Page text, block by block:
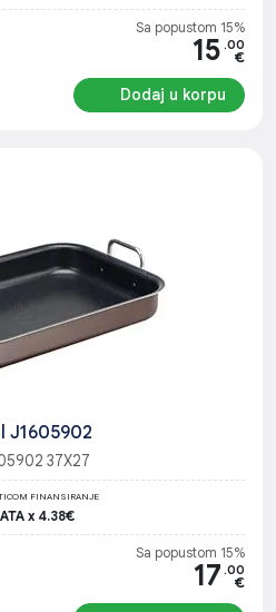
Sa popustom 15%
15 .00
€
Dodaj u korpu
J1605902
37X27
FINANSIRANJE
x 4.38€
Sa popustom 15%
17 .00
€